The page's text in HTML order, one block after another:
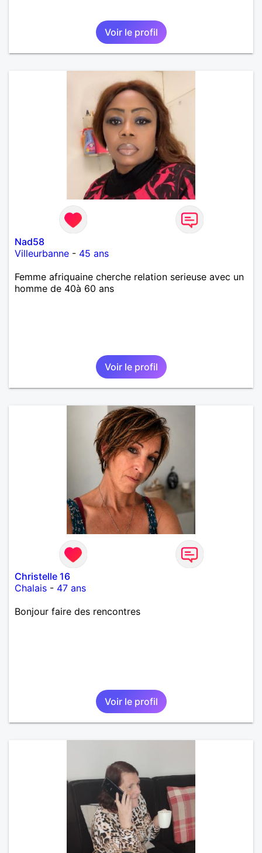
Voir le profil
Nad58
Villeurbanne - 45 ans
Femme afriquaine cherche relation serieuse avec un
homme de 40à 60 ans
Voir le profil
Christelle 16
Chalais - 47 ans
Bonjour faire des rencontres
Voir le profil